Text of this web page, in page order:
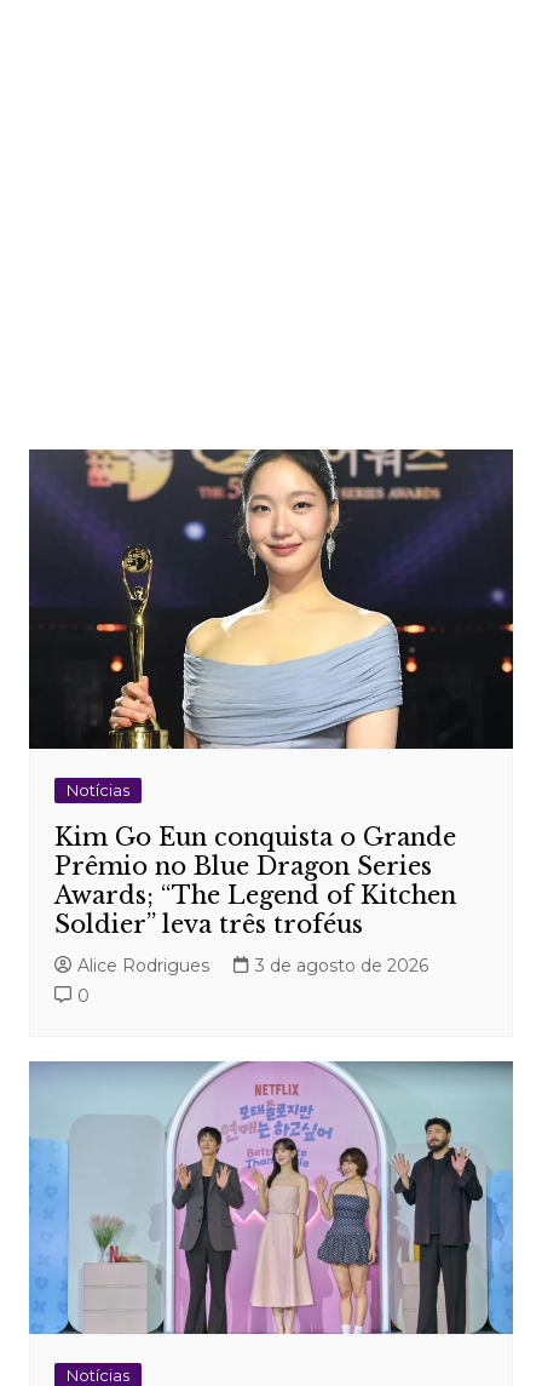
Notícias
Kim Go Eun conquista o Grande
Prêmio no Blue Dragon Series
Awards; “The Legend of Kitchen
Soldier” leva três troféus
Alice Rodrigues
3 de agosto de 2026
0
Notícias